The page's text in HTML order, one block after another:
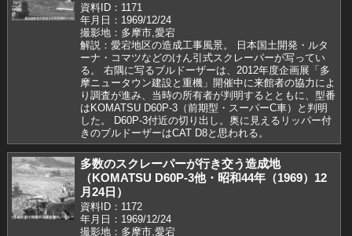
資料ID：1171
年月日：1969/12/24
撮影地：多摩市,愛宕
解説：愛宕地区の造成工事風景。 日本国土開発・ルタ
ーナ・コマツなどのけん引式スクレーパーが写ってい
る。 右隅に写るブルドーザーは、2012年度企画展「多
摩ニュータウン建設と重機」開催中に来館者の協力によ
り調査が進み、当時の所有者が判明するとともに、型番
はKOMATSU D60P-3（前期型・スーパーC車）と判明
した。 D60P-3付近の切り出し。奥に見えるリッパー付
きのブルドーザーはCAT D8と思われる。
多数のスクレーパーが行き交う造成地
（KOMATSU D60P-3他・昭和44年（1969）12
月24日）
資料ID：1172
年月日：1969/12/24
撮影地：多摩市,愛宕